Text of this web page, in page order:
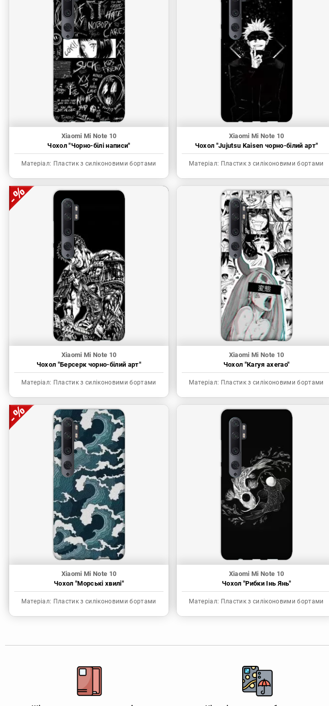
Xiaomi Mi Note 10
Чохол "Чорно-білі написи"
Матеріал: Пластик з силіконовими бортами
Xiaomi Mi Note 10
Чохол "Jujutsu Kaisen чорно-білий арт"
Матеріал: Пластик з силіконовими бортами
Xiaomi Mi Note 10
Чохол "Берсерк чорно-білий арт"
Матеріал: Пластик з силіконовими бортами
Xiaomi Mi Note 10
Чохол "Кагуя ахегао"
Матеріал: Пластик з силіконовими бортами
Xiaomi Mi Note 10
Чохол "Морські хвилі"
Матеріал: Пластик з силіконовими бортами
Xiaomi Mi Note 10
Чохол "Рибки Інь Янь"
Матеріал: Пластик з силіконовими бортами